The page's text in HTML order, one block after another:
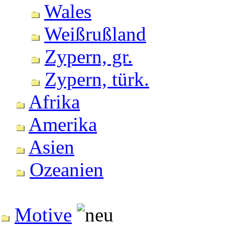
Wales
Weißrußland
Zypern, gr.
Zypern, türk.
Afrika
Amerika
Asien
Ozeanien
Motive